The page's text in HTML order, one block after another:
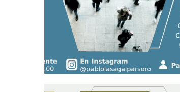
Mindfulness cotidiano